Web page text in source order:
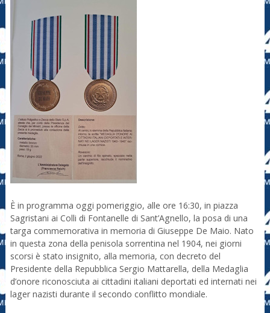
È in programma oggi pomeriggio, alle ore 16:30, in piazza
Sagristani ai Colli di Fontanelle di Sant’Agnello, la posa di una
targa commemorativa in memoria di Giuseppe De Maio. Nato
in questa zona della penisola sorrentina nel 1904, nei giorni
scorsi è stato insignito, alla memoria, con decreto del
Presidente della Repubblica Sergio Mattarella, della Medaglia
d’onore riconosciuta ai cittadini italiani deportati ed internati nei
lager nazisti durante il secondo conflitto mondiale.